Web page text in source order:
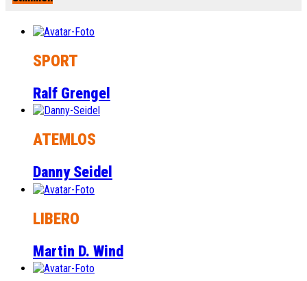
SPORT
Ralf Grengel
ATEMLOS
Danny Seidel
LIBERO
Martin D. Wind